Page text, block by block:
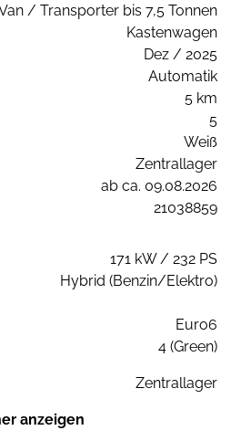
/ Transporter bis 7,5 Tonnen
Kastenwagen
Dez / 2025
Automatik
5 km
5
Weiß
Zentrallager
ab ca. 09.08.2026
21038859
171 kW / 232 PS
Hybrid (Benzin/Elektro)
Euro6
4 (Green)
Zentrallager
anzeigen